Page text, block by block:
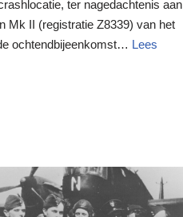
ter nagedachtenis aan
Mk II (registratie Z8339) van het
ochtendbijeenkomst… Lees